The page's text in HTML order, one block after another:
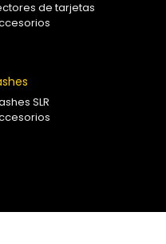
de tarjetas
SLR